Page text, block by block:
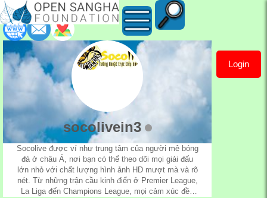
socolivein3 Login
socolivein3
Socolive được ví như trung tâm của người mê bóng
đá ở châu Á, nơi bạn có thể theo dõi mọi giải đấu
lớn nhỏ với chất lượng hình ảnh HD mượt mà và rõ
nét. Từ những trận cầu kinh điển ở Premier League,
La Liga đến Champions League, mọi cảm xúc đều